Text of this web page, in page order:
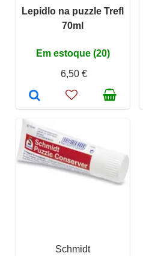
Lepidlo na puzzle Trefl
70ml
Em estoque (20)
6,50 €
Schmidt